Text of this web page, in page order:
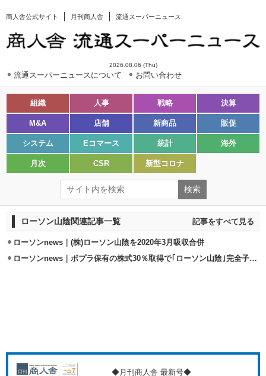
商人舎公式サイト 月刊商人舎 流通スーパーニュース
2026.08.06 (Thu)
流通スーパーニュースについて お問い合わせ
組織 人事 戦略 決算
M&A 店舗 新商品 販促
システム Eコマース 統計 海外
月次 CSR 新型コロナ
ローソン山陰関連記事一覧 記事をすべて見る
ローソンnews｜(株)ローソン山陰を2020年3月吸収合併
ローソンnews｜ポプラ保有の株式30％取得で｢ローソン山陰｣完全子会社化
◆月刊商人舎 最新号◆